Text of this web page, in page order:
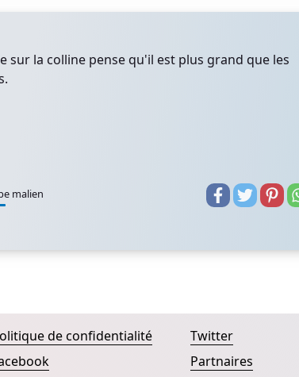
sur la colline pense qu'il est plus grand que les
malien
de confidentialité
Twitter
Partnaires